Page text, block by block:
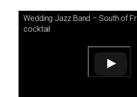
Wedding Jazz Band – South of
cocktail